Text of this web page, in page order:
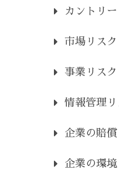
カントリ
市場リスク
事業リスク
情報管理リ
企業の賠償
企業の環境